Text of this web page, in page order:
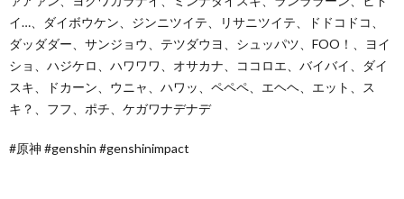
イ…、ダイボウケン、ジンニツイテ、リサニツイテ、ドドコドコ、
ダッダダー、サンジョウ、テツダウヨ、シュッパツ、FOO！、ヨイ
ショ、ハジケロ、ハワワワ、オサカナ、ココロエ、バイバイ、ダイ
スキ、ドカーン、ウニャ、ハワッ、ペペペ、エヘヘ、エット、ス
キ？、フフ、ポチ、ケガワナデナデ
#原神 #genshin #genshinimpact